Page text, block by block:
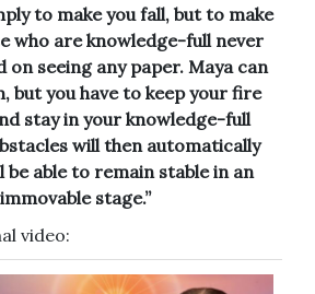
to make you fall, but to make
who are knowledge-full never
on seeing any paper. Maya can
but you have to keep your fire
stay in your knowledge-full
will then automatically
be able to remain stable in an
stage.”
video: